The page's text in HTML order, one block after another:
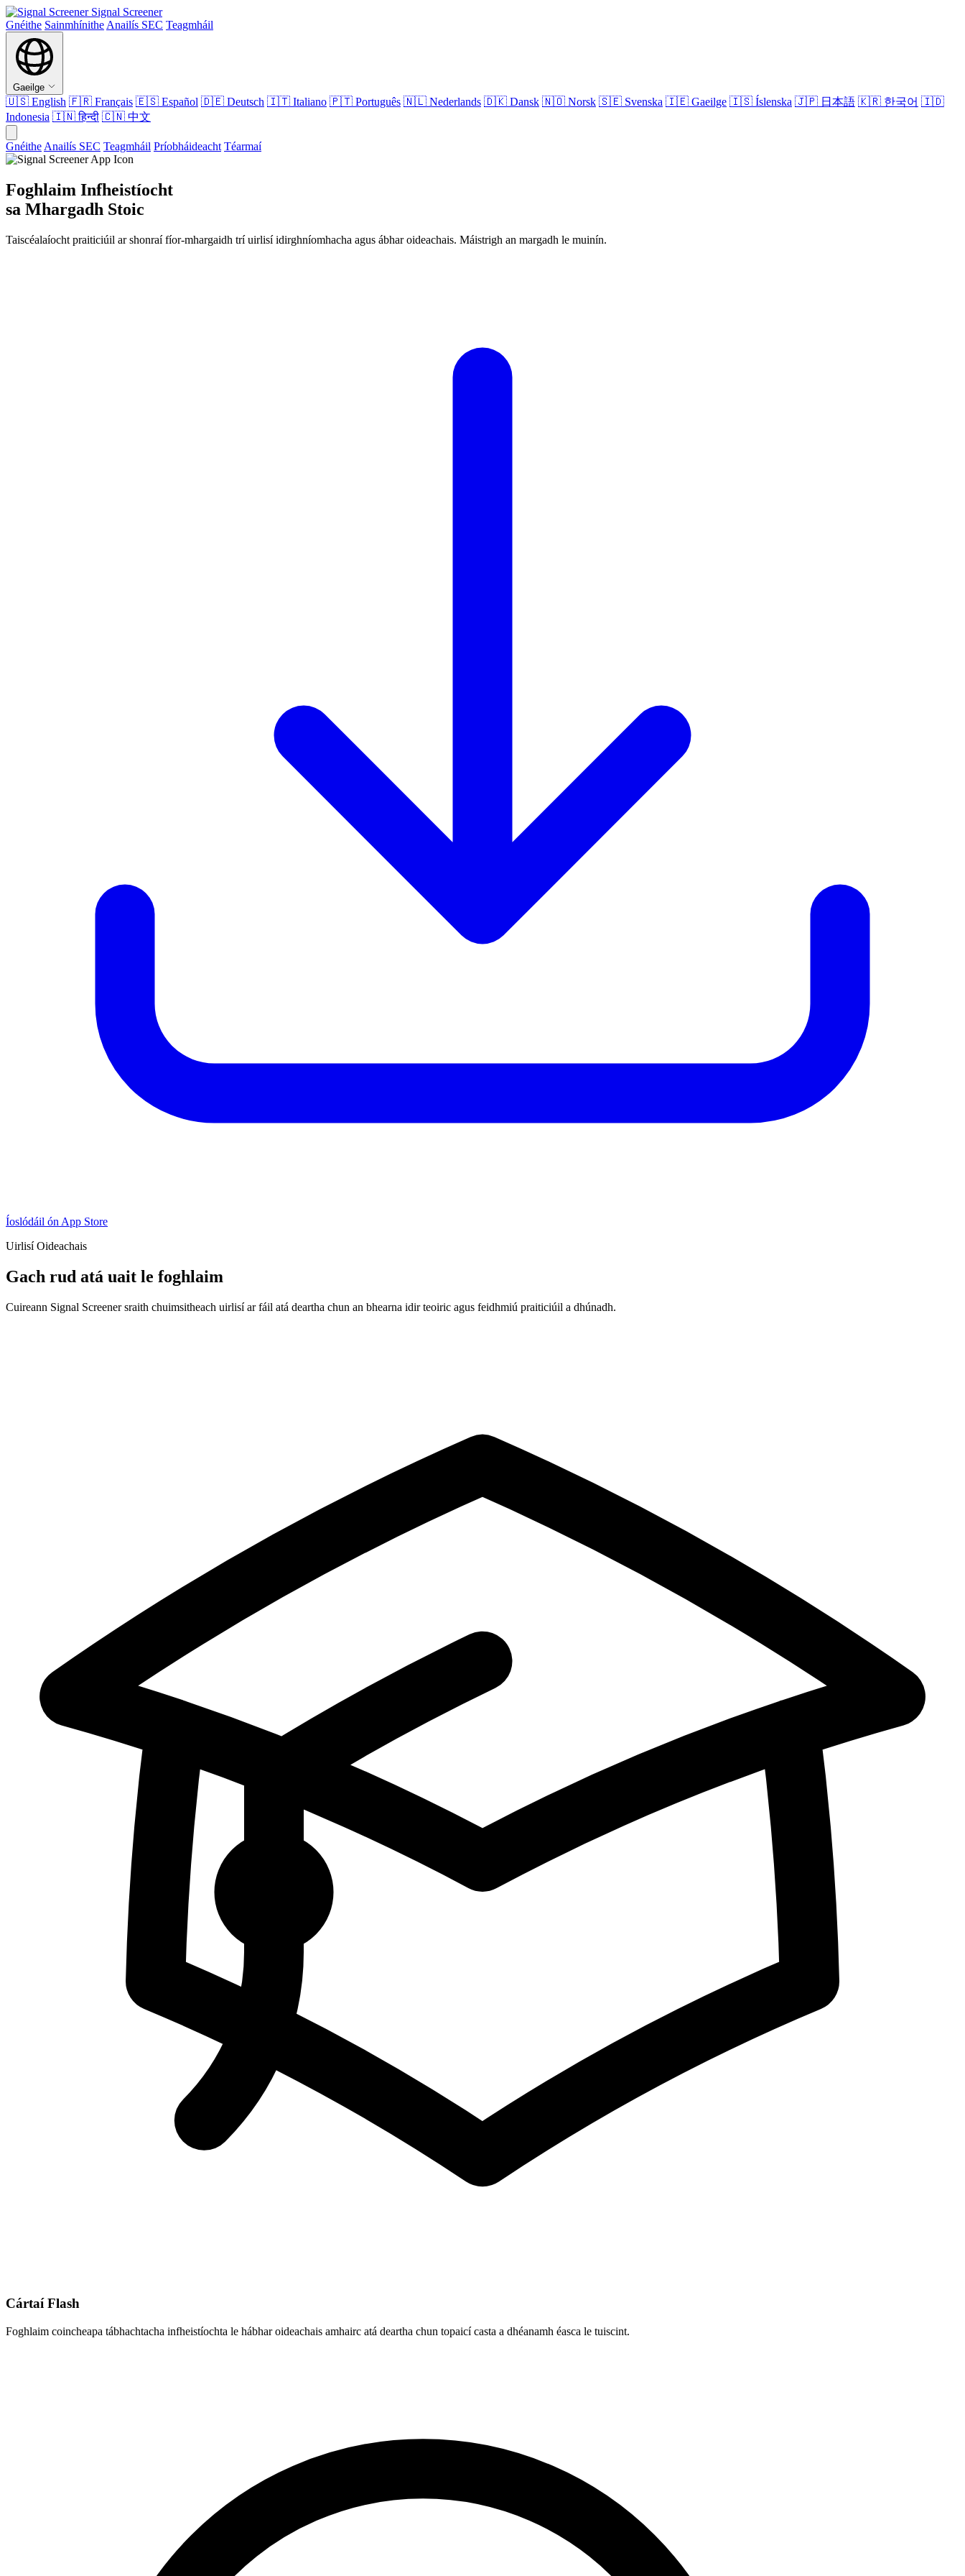
Signal Screener
Gnéithe Sainmhínithe Anailís SEC Teagmháil
Gaeilge
🇺🇸 English 🇫🇷 Français 🇪🇸 Español 🇩🇪 Deutsch 🇮🇹 Italiano 🇵🇹 Português 🇳🇱 Nederlands 🇩🇰 Dansk 🇳🇴 Norsk 🇸🇪 Svenska 🇮🇪 Gaeilge 🇮🇸 Íslenska 🇯🇵 日本語 🇰🇷 한국어 🇮🇩
Indonesia 🇮🇳हिन्दी 🇨🇳 中文
Gnéithe Anailís SEC Teagmháil Príobháideacht Téarmaí
Foghlaim Infheistíocht
sa Mhargadh Stoic
Taiscéalaíocht praiticiúil ar shonraí fíor-mhargaidh trí uirlisí idirghníomhacha agus ábhar oideachais. Máistrigh an margadh le muinín.
Íoslódáil ón App Store
Uirlisí Oideachais
Gach rud atá uait le foghlaim
Cuireann Signal Screener sraith chuimsitheach uirlisí ar fáil atá deartha chun an bhearna idir teoiric agus feidhmiú praiticiúil a dhúnadh.
Cártaí Flash
Foghlaim coincheapa tábhachtacha infheistíochta le hábhar oideachais amhairc atá deartha chun topaicí casta a dhéanamh éasca le tuiscint.